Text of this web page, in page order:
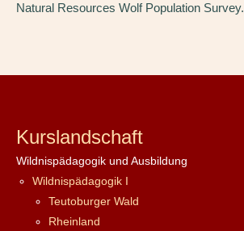
Natural Resources Wolf Population Survey.
Kurslandschaft
Wildnispädagogik und Ausbildung
Wildnispädagogik I
Teutoburger Wald
Rheinland